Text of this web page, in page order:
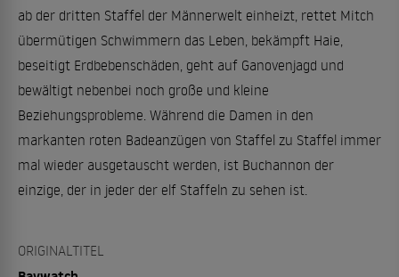
ab der dritten Staffel der Männerwelt einheizt, rettet Mitch
übermütigen Schwimmern das Leben, bekämpft Haie,
beseitigt Erdbebenschäden, geht auf Ganovenjagd und
bewältigt nebenbei noch große und kleine
Beziehungsprobleme. Während die Damen in den
markanten roten Badeanzügen von Staffel zu Staffel immer
mal wieder ausgetauscht werden, ist Buchannon der
einzige, der in jeder der elf Staffeln zu sehen ist.
ORIGINALTITEL